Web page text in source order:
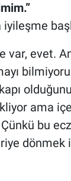
iyileşme
var, evet.
ama
bu